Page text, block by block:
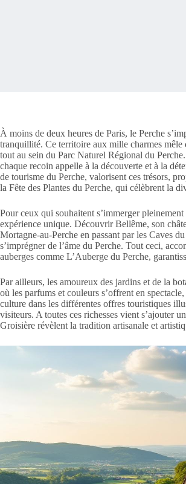
À moins de deux heures de Paris, le Perche
tranquillité. Ce territoire aux mille charmes mêle
tout au sein du Parc Naturel Régional du
chaque recoin appelle à la découverte et à la
de tourisme du Perche, valorisent ces trésors,
la Fête des Plantes du Perche, qui célèbrent la
Pour ceux qui souhaitent s’immerger
expérience unique. Découvrir Bellême, son
Mortagne-au-Perche en passant par les Caves
s’imprégner de l’âme du Perche. Tout ceci,
auberges comme L’Auberge du Perche,
Par ailleurs, les amoureux des jardins et de la
où les parfums et couleurs s’offrent en
culture dans les différentes offres touristiques
visiteurs. A toutes ces richesses vient s’ajouter
Groisière révèlent la tradition artisanale et